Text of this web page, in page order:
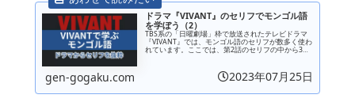
ドラマ『VIVANT』のセリフでモンゴル語
を学ぼう（2）
TBS系の「日曜劇場」枠で放送されたテレビドラマ
『VIVANT』では、モンゴル語のセリフが数多く使わ
れています。ここでは、第2話のセリフの中から3つ
gen-gogaku.com 2023年07月25日